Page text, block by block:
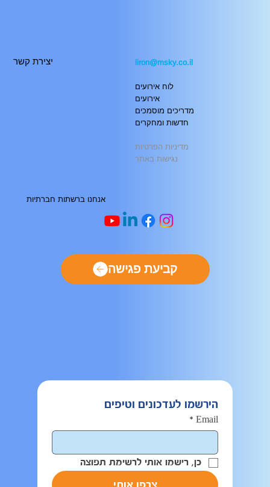
יצירת קשר liron@msky.co.il
לוח אירועים
אירועים
מדריכים מוסמכים
חדשות ומחקרים
מדיניות הפרטיות
נגישות באתר
אנחנו ברשתות חברתיות
קביעת פגישה
הירשמו לעדכונים וטיפים
Email
*
כן, רישמו אותי לרשימת תפוצה